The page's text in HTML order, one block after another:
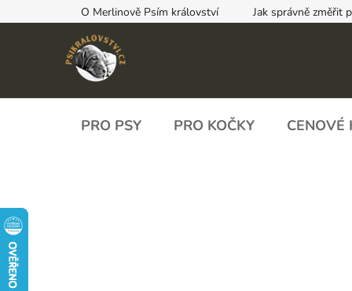
na
O Merlinově Psím království Jak správně změřit
PRO PSY PRO KOČKY CENOVÉ